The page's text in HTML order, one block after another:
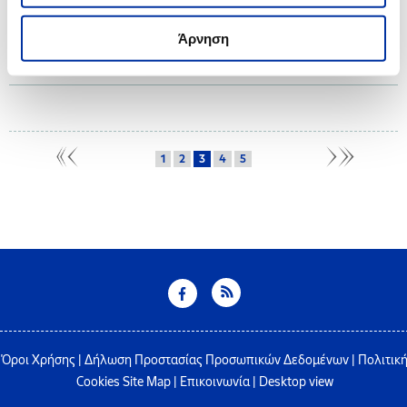
Άρνηση
Ο Όμιλος ΕΛΛΗΝΙΚΑ ΠΕΤΡΕΛΑΙΑ, στο πλαίσιο του Προγράμματος Εταιρικής
Αριστούχους Απόφοιτους Γενικών Ενιαίων και Επαγγελματικών Λυκείων
των ετών 2021 και 2022, από τους όμορους δήμους.
1 2 3 4 5
Όροι Χρήσης Δήλωση Προστασίας Προσωπικών Δεδομένων
Πολιτική
Cookies Site Map| Επικοινωνία| Desktop view